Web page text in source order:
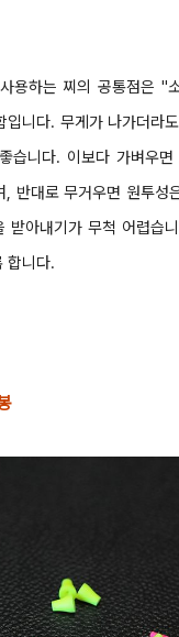
용하는 찌의 공통점은"
입니다. 무게가 나가더라도
습니다. 이보다 가벼우
, 반대로 무거우면 원투성
받아내기가 무척 어렵습
합니다.